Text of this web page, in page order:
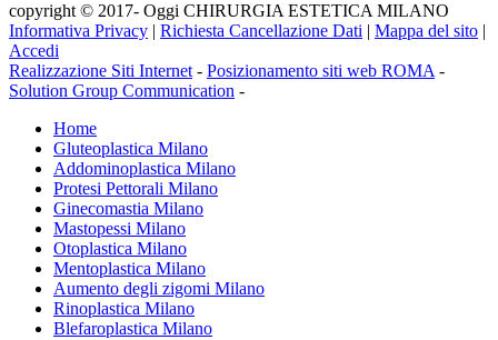
copyright © 2017- Oggi CHIRURGIA ESTETICA MILANO
Informativa Privacy | Richiesta Cancellazione Dati | Mappa del sito |
Accedi
Realizzazione Siti Internet- Posizionamento siti web ROMA-
Solution Group Communication -
Home
Gluteoplastica Milano
Addominoplastica Milano
Protesi Pettorali Milano
Ginecomastia Milano
Mastopessi Milano
Otoplastica Milano
Mentoplastica Milano
Aumento degli zigomi Milano
Rinoplastica Milano
Blefaroplastica Milano